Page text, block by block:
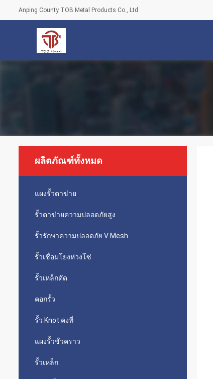
Anping County TOB Metal Products Co., Ltd
ผลิตภัณฑ์ทั้งหมด
แผงรั้วตาข่าย
รั้วตาข่ายความปลอดภัยสูง
รั้วรักษาความปลอดภัย V Mesh
รั้วเชื่อมโยงห่วงโซ่
รั้วเหล็กดัด
คอกรั้ว
รั้ว Knot คงที่
แผงรั้วชั่วคราว
รั้วเหล็ก